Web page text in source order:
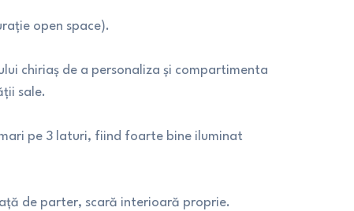
open space).
chiriaș de a personaliza și compartimenta
sale.
pe 3 laturi, fiind foarte bine iluminat
de parter, scară interioară proprie.